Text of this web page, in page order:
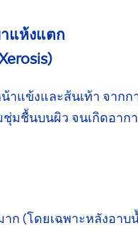
าแห้งแตก
าแข้งและส้นเท้า จากก
ชุ่มชื้นบนผิว จนเกิดอาก
ก (โดยเฉพาะหลังอาบ